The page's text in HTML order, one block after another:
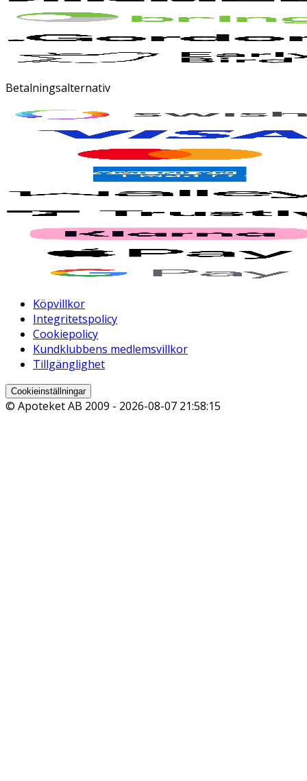
Betalningsalternativ
Köpvillkor
Integritetspolicy
Cookiepolicy
Kundklubbens medlemsvillkor
Tillgänglighet
Cookieinställningar
© Apoteket AB 2009 - 2026-08-07 21:58:15